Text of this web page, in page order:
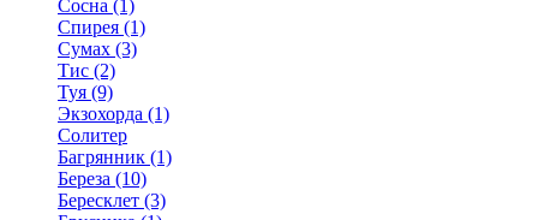
Сосна (1)
Спирея (1)
Сумах (3)
Тис (2)
Туя (9)
Экзохорда (1)
Солитер
Багрянник (1)
Береза (10)
Бересклет (3)